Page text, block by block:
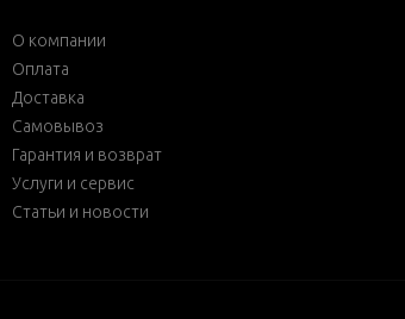
О компании
Оплата
Доставка
Самовывоз
Гарантия и возврат
Услуги и сервис
Статьи и новости